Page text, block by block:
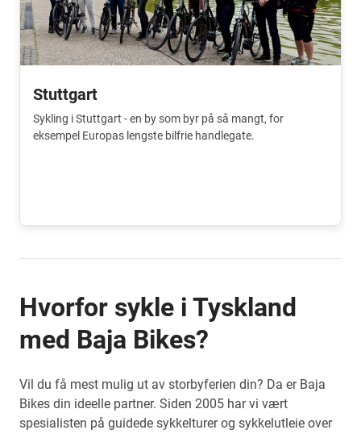
Stuttgart
Sykling i Stuttgart - en by som byr på så mangt, for
eksempel Europas lengste bilfrie handlegate.
Hvorfor sykle i Tyskland
med Baja Bikes?
Vil du få mest mulig ut av storbyferien din? Da er Baja
Bikes din ideelle partner. Siden 2005 har vi vært
spesialisten på guidede sykkelturer og sykkelutleie over